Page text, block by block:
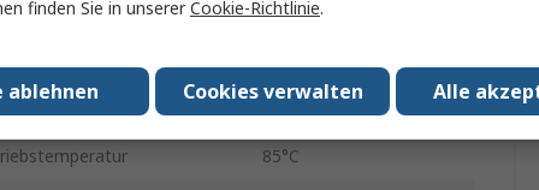
Nylon 6.6
85°C
finden Sie in unsererCookie-Richtlinie.
Alle
Cookies verwalten
ablehnen